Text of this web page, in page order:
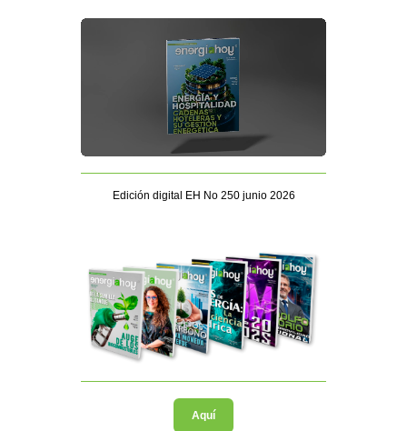
Edición digital EH No 250 junio 2026
Aquí